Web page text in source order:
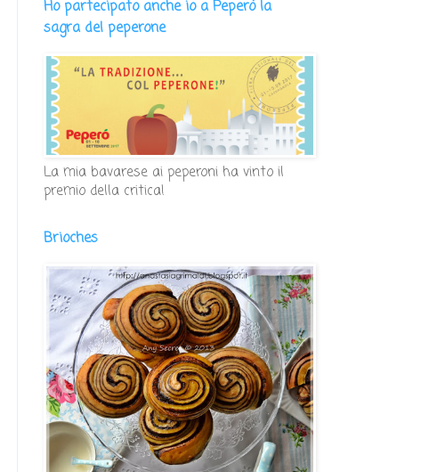
Ho partecipato anche io a Peperò la
sagra del peperone
La mia bavarese ai peperoni ha vinto il
premio della critica!
Brioches